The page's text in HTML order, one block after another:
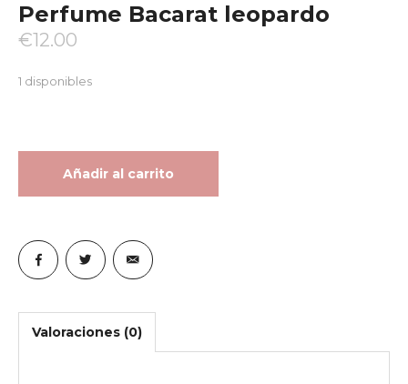
Perfume Bacarat leopardo
€12.00
1 disponibles
Añadir al carrito
Valoraciones (0)